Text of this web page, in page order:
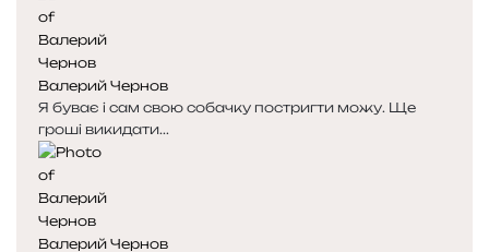
Валерий Чернов
Я буває і сам свою собачку постригти можу. Ще
гроші викидати...
Валерий Чернов